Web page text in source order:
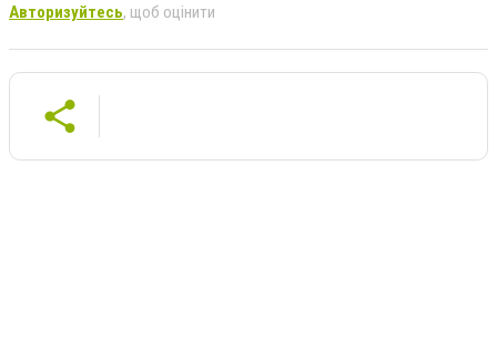
Авторизуйтесь, щоб оцінити